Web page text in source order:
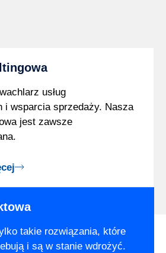
usług
i wsparcia sprzedaży. Nasza
jest zawsze
takie rozwiązania, które
i są w stanie wdrożyć.